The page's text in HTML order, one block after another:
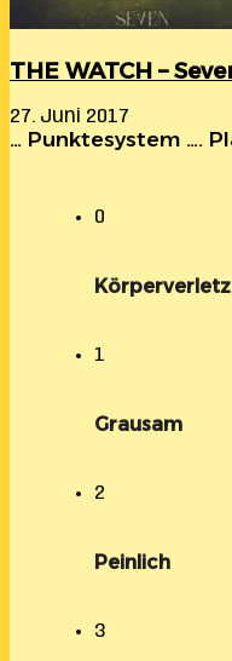
THE WATCH –
27. Juni 2017
… Punktesystem ….
0
1
Grausam
2
Peinlich
3